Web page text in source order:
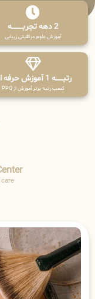
2 دهه تجربـــــــــه
آموزش علوم مراقبتی زیبایی
رتبــــــه 1 آموزش حرفه ای
کسب رتبه برتر آموزش از PPQ